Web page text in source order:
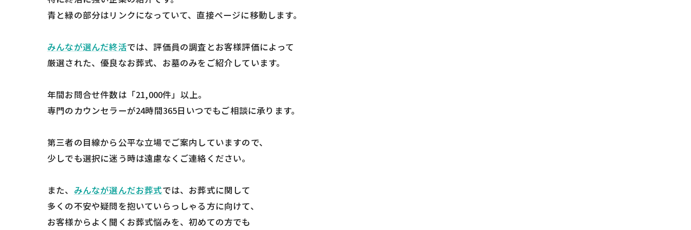
青と緑の部分はリンクになっていて、直接ページに移動します。
みんなが選んだ終活では、評価員の調査とお客様評価によって
厳選された、優良なお葬式、お墓のみをご紹介しています。
年間お問合せ件数は「21,000件」以上。
専門のカウンセラーが24時間365日いつでもご相談に承ります。
第三者の目線から公平な立場でご案内していますので、
少しでも選択に迷う時は遠慮なくご連絡ください。
また、 みんなが選んだお葬式では、お葬式に関して
多くの不安や疑問を抱いていらっしゃる方に向けて、
お客様からよく聞くお葬式悩みを、初めての方でも